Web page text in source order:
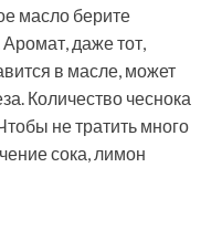
масло берите
даже тот,
в масле, может
Количество чеснока
не тратить много
сока, лимон